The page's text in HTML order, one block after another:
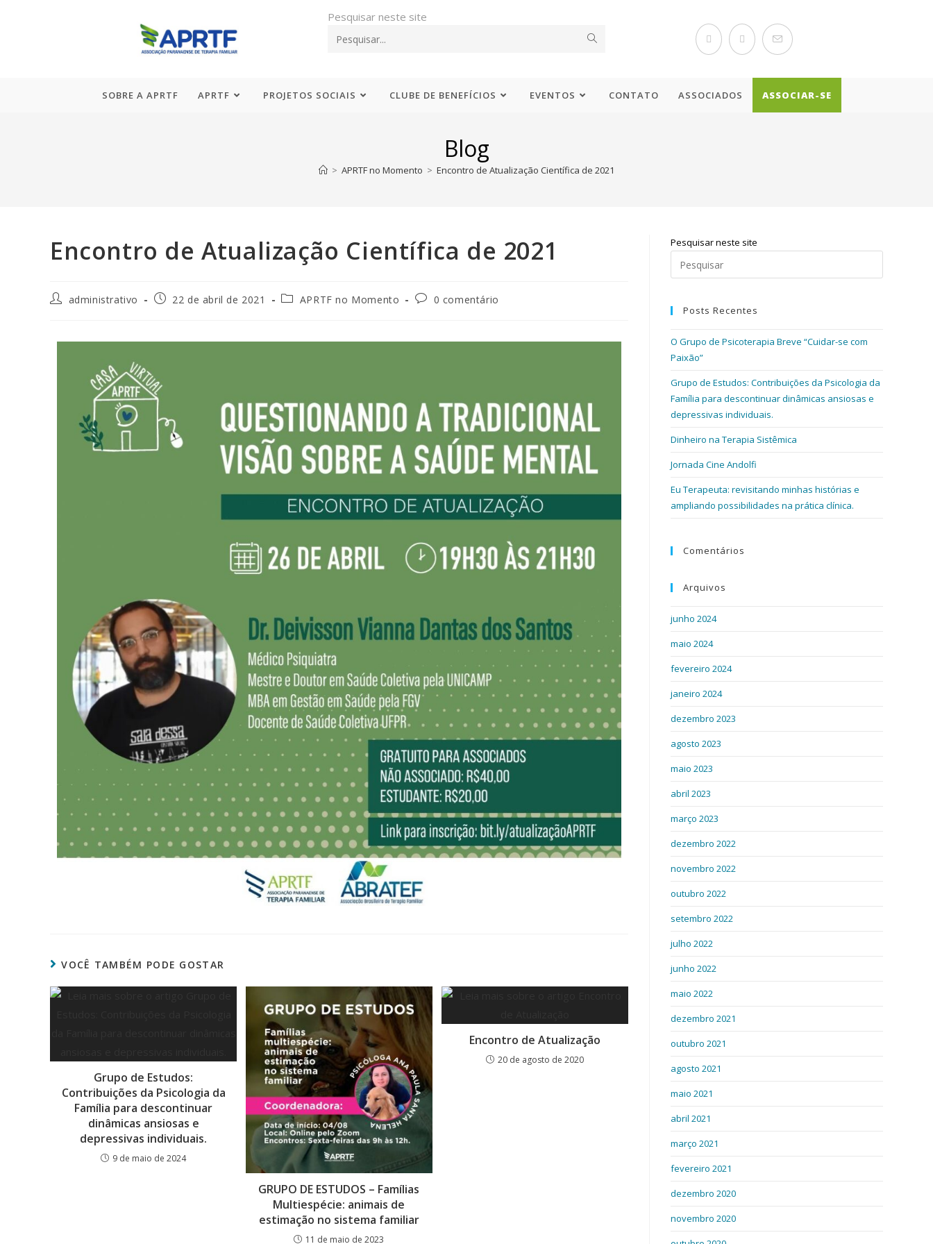
Pesquisar neste site
SOBRE A APRTF APRTF PROJETOS SOCIAIS CLUBE DE BENEFÍCIOS EVENTOS CONTATO ASSOCIADOS ASSOCIAR-SE
Blog
> APRTF no Momento > Encontro de Atualização Científica de 2021
Encontro de Atualização Científica de 2021
administrativo 22 de abril de 2021 APRTF no Momento 0 comentário
VOCÊ TAMBÉM PODE GOSTAR
Grupo de Estudos:
Contribuições da Psicologia da
Família para descontinuar
dinâmicas ansiosas e
depressivas individuais.
9 de maio de 2024
GRUPO DE ESTUDOS – Famílias
Multiespécie: animais de
estimação no sistema familiar
11 de maio de 2023
Encontro de Atualização
20 de agosto de 2020
Pesquisar neste site
Posts Recentes
O Grupo de Psicoterapia Breve “Cuidar-se com
Paixão”
Grupo de Estudos: Contribuições da Psicologia da
Família para descontinuar dinâmicas ansiosas e
depressivas individuais.
Dinheiro na Terapia Sistêmica
Jornada Cine Andolfi
Eu Terapeuta: revisitando minhas histórias e
ampliando possibilidades na prática clínica.
Comentários
Arquivos
junho 2024
maio 2024
fevereiro 2024
janeiro 2024
dezembro 2023
agosto 2023
maio 2023
abril 2023
março 2023
dezembro 2022
novembro 2022
outubro 2022
setembro 2022
julho 2022
junho 2022
maio 2022
dezembro 2021
outubro 2021
agosto 2021
maio 2021
abril 2021
março 2021
fevereiro 2021
dezembro 2020
novembro 2020